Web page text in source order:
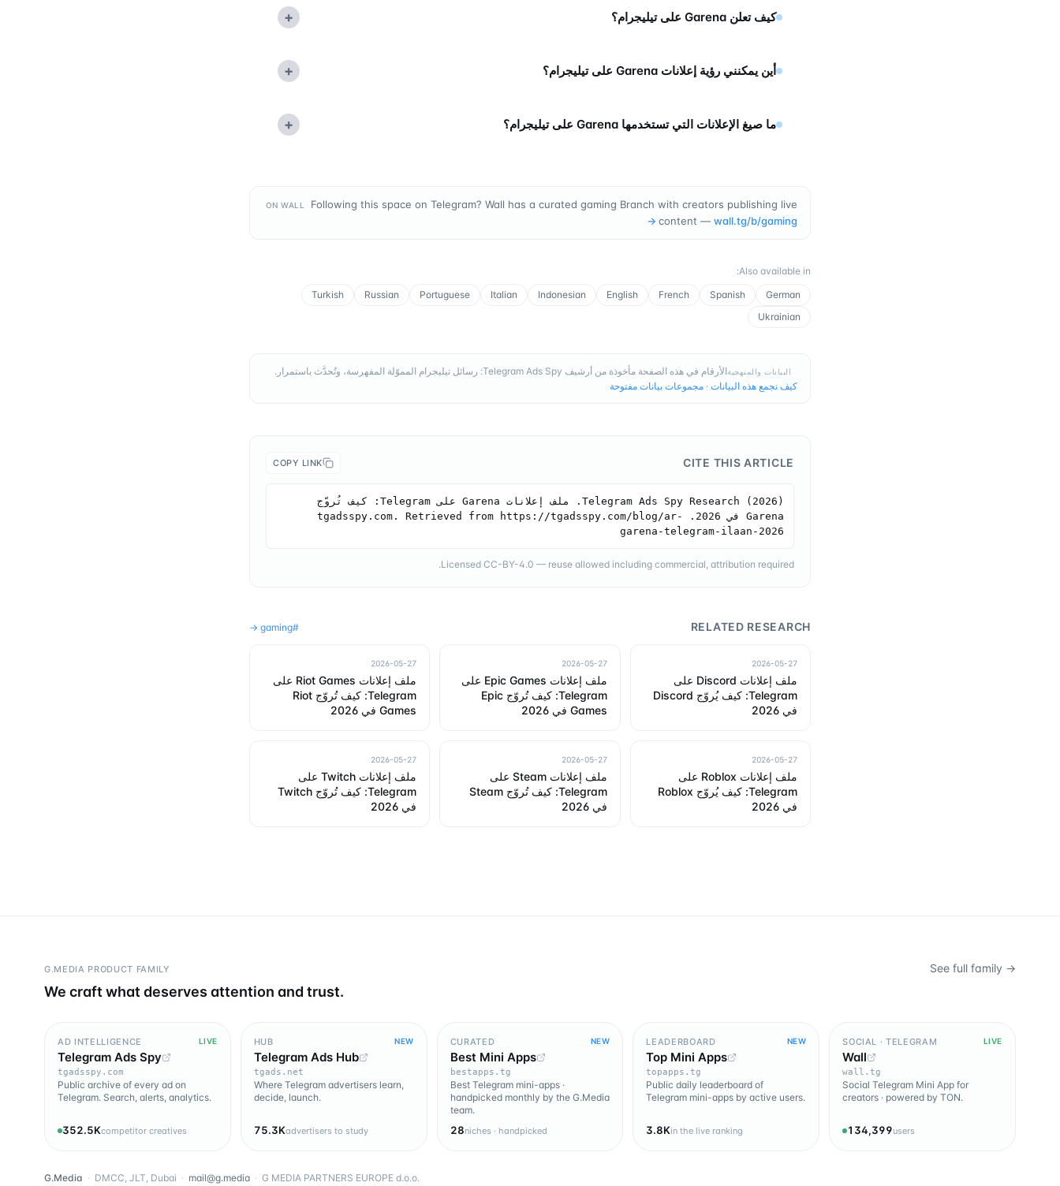
كيف تعلن Garena على تيليجرام؟ +
أين يمكنني رؤية إعلانات Garena على تيليجرام؟ +
ما صيغ الإعلانات التي تستخدمها Garena على تيليجرام؟ +
ON WALL
Following this space on Telegram? Wall has a curated gaming Branch with creators publishing live
content — wall.tg/b/gaming
→
Also available in
:
German
Spanish
French
English
Indonesian
Italian
Portuguese
Russian
Turkish
Ukrainian
البيانات والمنهجيةالأرقام في هذه الصفحة مأخوذة من أرشيف Telegram Ads Spy: رسائل تيليجرام المموّلة المفهرسة، وتُحدَّث باستمرار.
كيف نجمع هذه البيانات · مجموعات بيانات مفتوحة
CITE THIS ARTICLE
COPY LINK
Garena في 2026. tgadsspy.com. Retrieved from https://tgadsspy.com/blog/ar-
garena-telegram-ilaan-2026
Licensed CC-BY-4.0 — reuse allowed including commercial, attribution required.
RELATED RESEARCH
#
gaming
→
2026-05-27
ملف إعلانات Discord على
Telegram: كيف يُروّج Discord
في 2026
2026-05-27
ملف إعلانات Epic Games على
Telegram: كيف تُروّج Epic
Games في 2026
2026-05-27
ملف إعلانات Riot Games على
Telegram: كيف تُروّج Riot
Games في 2026
2026-05-27
ملف إعلانات Roblox على
Telegram: كيف يُروّج Roblox
في 2026
2026-05-27
ملف إعلانات Steam على
Telegram: كيف تُروّج Steam
في 2026
2026-05-27
ملف إعلانات Twitch على
Telegram: كيف تُروّج Twitch
في 2026
G.MEDIA PRODUCT FAMILY
We craft what deserves attention and trust.
See full family →
AD INTELLIGENCE LIVE
Telegram Ads Spy
tgadsspy.com
Public archive of every ad on
Telegram. Search, alerts, analytics.
352.5Kcompetitor creatives
HUB NEW
Telegram Ads Hub
tgads.net
Where Telegram advertisers learn,
decide, launch.
75.3Kadvertisers to study
CURATED NEW
Best Mini Apps
bestapps.tg
Best Telegram mini-apps ·
handpicked monthly by the G.Media
team.
28niches · handpicked
LEADERBOARD NEW
Top Mini Apps
topapps.tg
Public daily leaderboard of
Telegram mini-apps by active users.
3.8Kin the live ranking
SOCIAL · TELEGRAM LIVE
Wall
wall.tg
Social Telegram Mini App for
creators · powered by TON.
134,399users
G.Media · DMCC, JLT, Dubai · mail@g.media · G MEDIA PARTNERS EUROPE d.o.o.